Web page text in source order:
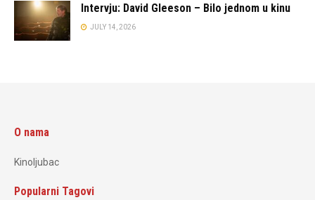
Intervju: David Gleeson – Bilo jednom u kinu
JULY 14, 2026
O nama
Kinoljubac
Popularni Tagovi